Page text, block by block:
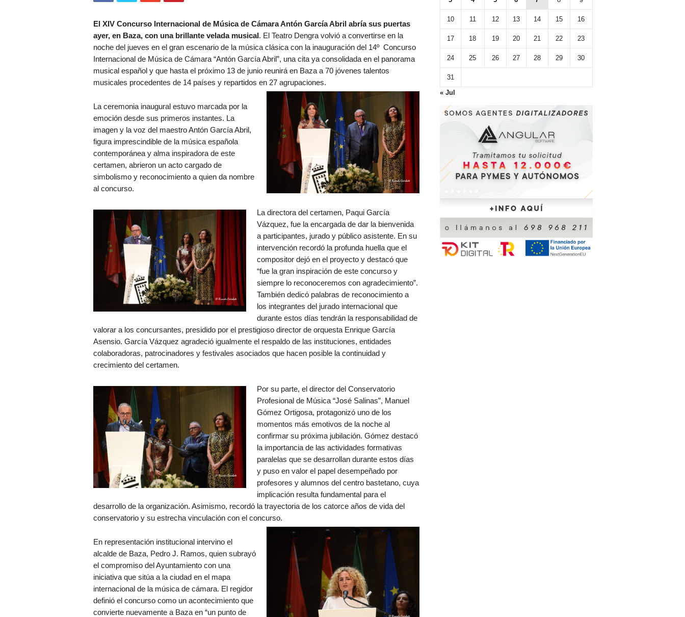
El XIV Concurso Internacional de Música de Cámara Antón García Abril abría sus puertas
ayer, en Baza, con una brillante velada musical. El Teatro Dengra volvió a convertirse en la
noche del jueves en el gran escenario de la música clásica con la inauguración del 14º Concurso
Internacional de Música de Cámara “Antón García Abril”, una cita ya consolidada en el panorama
musical español y que hasta el próximo 13 de junio reunirá en Baza a 70 jóvenes talentos
musicales procedentes de 14 países y repartidos en 27 agrupaciones.
La ceremonia inaugural estuvo marcada por la
emoción desde sus primeros instantes. La
imagen y la voz del maestro Antón García Abril,
figura imprescindible de la música española
contemporánea y alma inspiradora de este
certamen, abrieron un acto cargado de
simbolismo y reconocimiento a quien da nombre
al concurso.
La directora del certamen, Paqui García
Vázquez, fue la encargada de dar la bienvenida
a participantes, jurado y público asistente. En su
intervención recordó la profunda huella que el
compositor dejó en el proyecto y destacó que
“fue la gran inspiración de este concurso y
siempre lo reconoceremos con agradecimiento”.
También dedicó palabras de reconocimiento a
los integrantes del jurado internacional que
durante estos días tendrán la responsabilidad de
valorar a los concursantes, presidido por el prestigioso director de orquesta Enrique García
Asensio. García Vázquez agradeció igualmente el respaldo de las instituciones, entidades
colaboradoras, patrocinadores y festivales asociados que hacen posible la continuidad y
crecimiento del certamen.
Por su parte, el director del Conservatorio
Profesional de Música “José Salinas”, Manuel
Gómez Ortigosa, protagonizó uno de los
momentos más emotivos de la noche al
confirmar su próxima jubilación. Gómez destacó
la importancia de las actividades formativas
paralelas que se desarrollan durante estos días
y puso en valor el papel desempeñado por
profesores y alumnos del centro bastetano, cuya
implicación resulta fundamental para el
desarrollo de la organización. Asimismo, recordó la trayectoria de los catorce años de vida del
conservatorio y su estrecha vinculación con el concurso.
En representación institucional intervino el
alcalde de Baza, Pedro J. Ramos, quien subrayó
el compromiso del Ayuntamiento con una
iniciativa que sitúa a la ciudad en el mapa
internacional de la música de cámara. El regidor
definió el concurso como un acontecimiento que
convierte nuevamente a Baza en “un punto de
10 11 12 13 14 15 16
17 18 19 20 21 22 23
24 25 26 27 28 29 30
31
« Jul